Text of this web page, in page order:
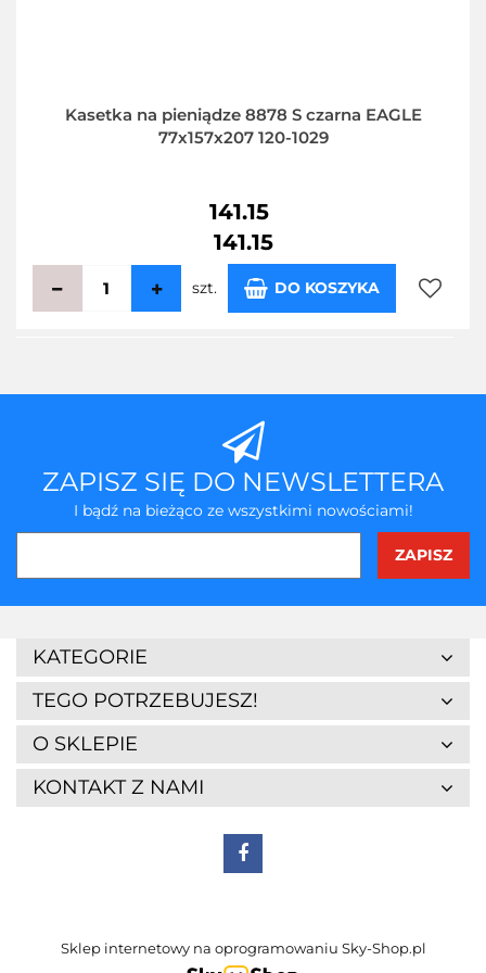
Kasetka na pieniądze 8878 S czarna EAGLE
77x157x207 120-1029
141.15
141.15
szt. DO KOSZYKA
ZAPISZ SIĘ DO NEWSLETTERA
I bądź na bieżąco ze wszystkimi nowościami!
KATEGORIE
TEGO POTRZEBUJESZ!
O SKLEPIE
KONTAKT Z NAMI
Sklep internetowy na oprogramowaniu Sky-Shop.pl